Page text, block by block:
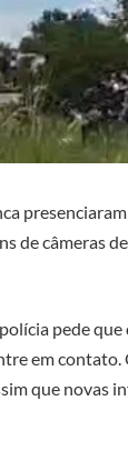
de câmeras
pede
em contato.
que novas